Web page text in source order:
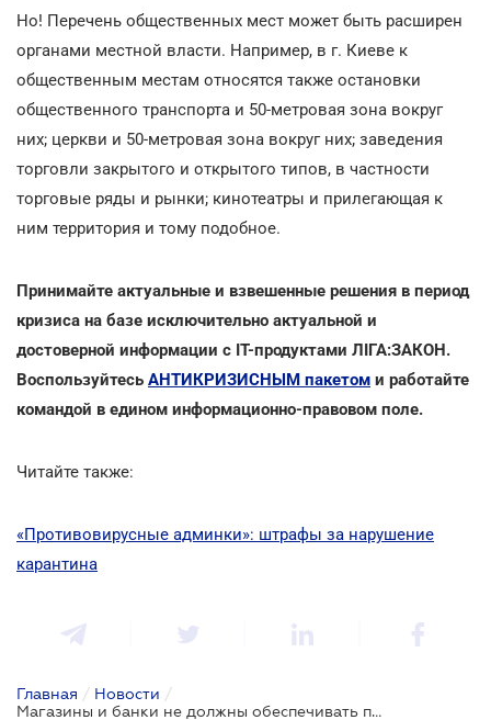
Но! Перечень общественных мест может быть расширен
органами местной власти. Например, в г. Киеве к
общественным местам относятся также остановки
общественного транспорта и 50-метровая зона вокруг
них; церкви и 50-метровая зона вокруг них; заведения
торговли закрытого и открытого типов, в частности
торговые ряды и рынки; кинотеатры и прилегающая к
ним территория и тому подобное.
Принимайте актуальные и взвешенные решения в период
кризиса на базе исключительно актуальной и
достоверной информации с ІТ-продуктами ЛІГА:ЗАКОН.
Воспользуйтесь АНТИКРИЗИСНЫМ пакетом и работайте
командой в едином информационно-правовом поле.
Читайте также:
«Противовирусные админки»: штрафы за нарушение
карантина
Главная / Новости /
Магазины и банки не должны обеспечивать посетителей масками: разъяснение Кабмина